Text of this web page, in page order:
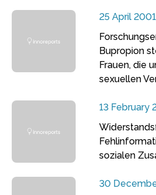
25 April 2001
Bupropion
Frauen, die
sexuellen
13 February
sozialen
30